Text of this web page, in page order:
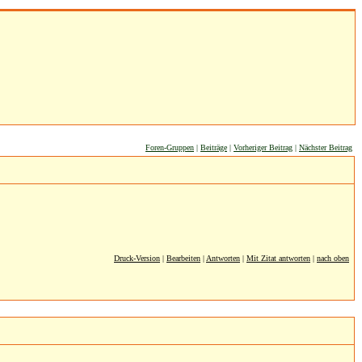
Foren-Gruppen | Beiträge | Vorheriger Beitrag | Nächster Beitrag
Druck-Version | Bearbeiten | Antworten | Mit Zitat antworten | nach oben